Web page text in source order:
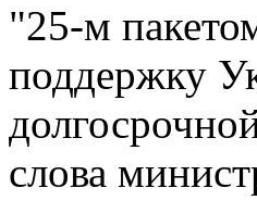
"25-м
поддержку
слова